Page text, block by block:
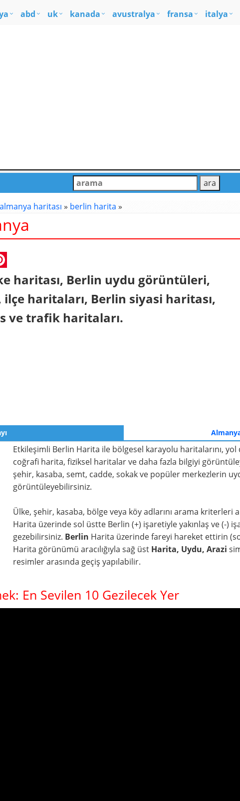
abd uk kanada avustralya fransa italya
almanya haritası » berlin harita »
haritası, Berlin uydu görüntüleri,
haritaları, Berlin siyasi haritası,
ve trafik haritaları.
Etkileşimli Berlin Harita ile bölgesel karayolu haritalarını, yol
coğrafi harita, fiziksel haritalar ve daha fazla bilgiyi
şehir, kasaba, semt, cadde, sokak ve popüler merkezlerin
görüntüleyebilirsiniz.
Ülke, şehir, kasaba, bölge veya köy adlarını arama kriterleri
Harita üzerinde sol üstte Berlin (+) işaretiyle yakınlaş ve (-)
gezebilirsiniz. Berlin Harita üzerinde fareyi hareket ettirin
Harita görünümü aracılığıyla sağ üst Harita, Uydu, Arazi
resimler arasında geçiş yapılabilir.
En Sevilen 10 Gezilecek Yer